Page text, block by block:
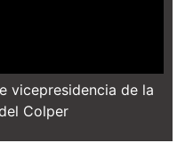
vicepresidencia de la
Colper